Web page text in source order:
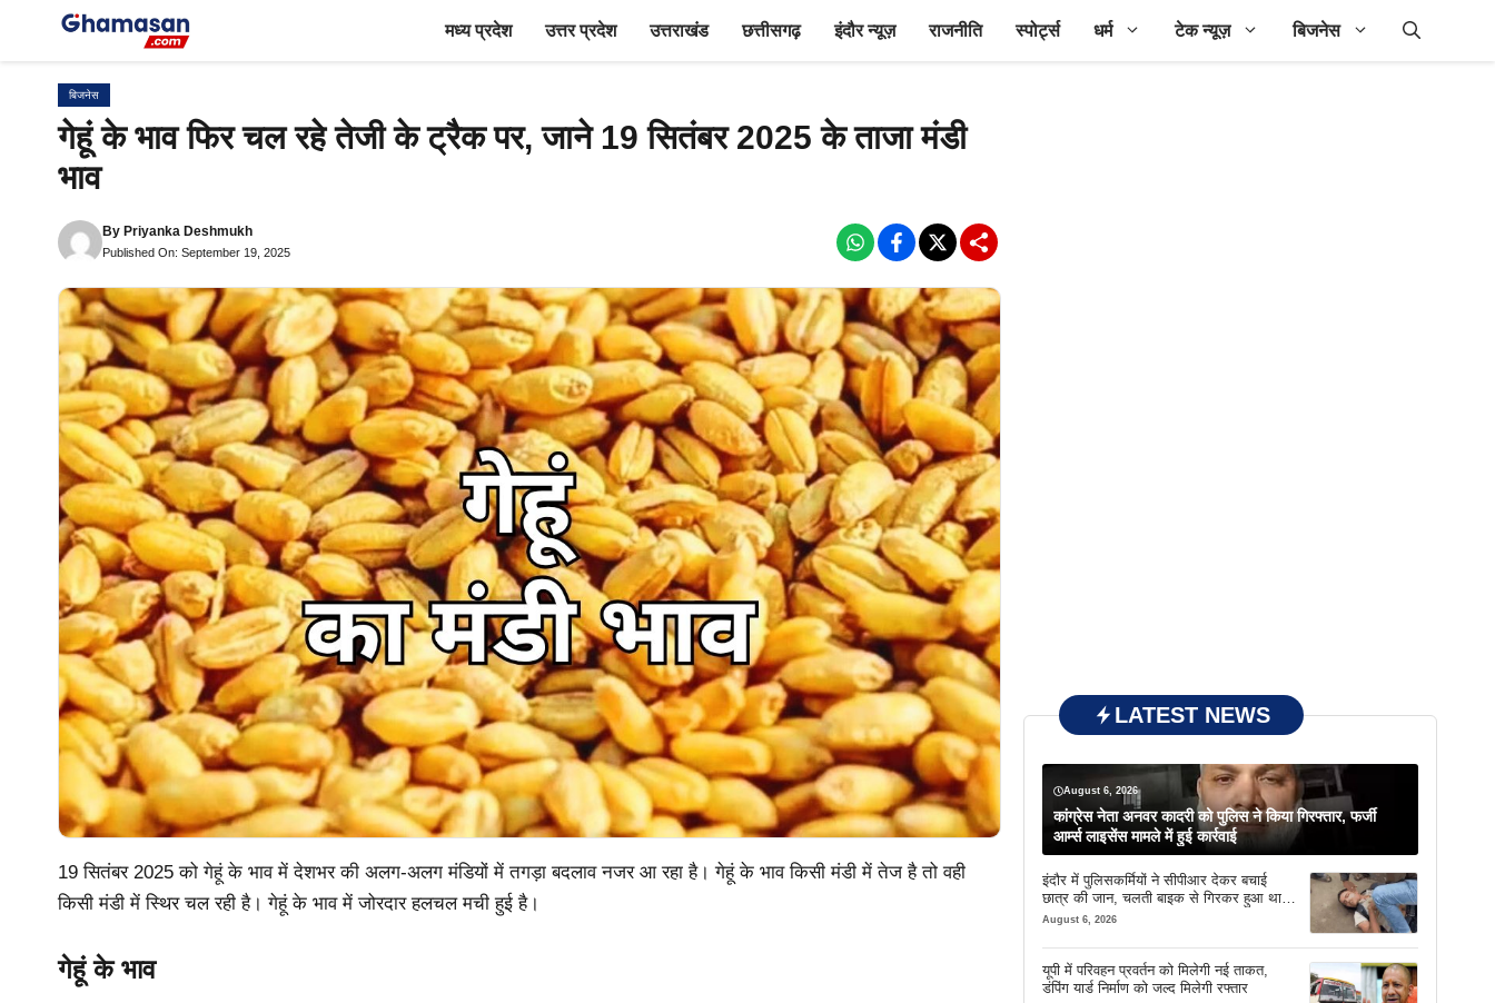
मध्य प्रदेश उत्तर प्रदेश उत्तराखंड छत्तीसगढ़ इंदौर न्यूज़ राजनीति स्पोर्ट्स धर्म टेक न्यूज़ बिजनेस
बिजनेस
गेहूं के भाव फिर चल रहे तेजी के ट्रैक पर, जाने 19 सितंबर 2025 के ताजा मंडी
भाव
By Priyanka Deshmukh
Published On: September 19, 2025
19 सितंबर 2025 को गेहूं के भाव में देशभर की अलग-अलग मंडियों में तगड़ा बदलाव नजर आ रहा है। गेहूं के भाव किसी मंडी में तेज है तो वही
किसी मंडी में स्थिर चल रही है। गेहूं के भाव में जोरदार हलचल मची हुई है।
गेहूं के भाव
LATEST NEWS
August 6, 2026
कांग्रेस नेता अनवर कादरी को पुलिस ने किया गिरफ्तार, फर्जी
आर्म्स लाइसेंस मामले में हुई कार्रवाई
इंदौर में पुलिसकर्मियों ने सीपीआर देकर बचाई
छात्र की जान, चलती बाइक से गिरकर हुआ था
बेहोश
August 6, 2026
यूपी में परिवहन प्रवर्तन को मिलेगी नई ताकत,
डंपिंग यार्ड निर्माण को जल्द मिलेगी रफ्तार